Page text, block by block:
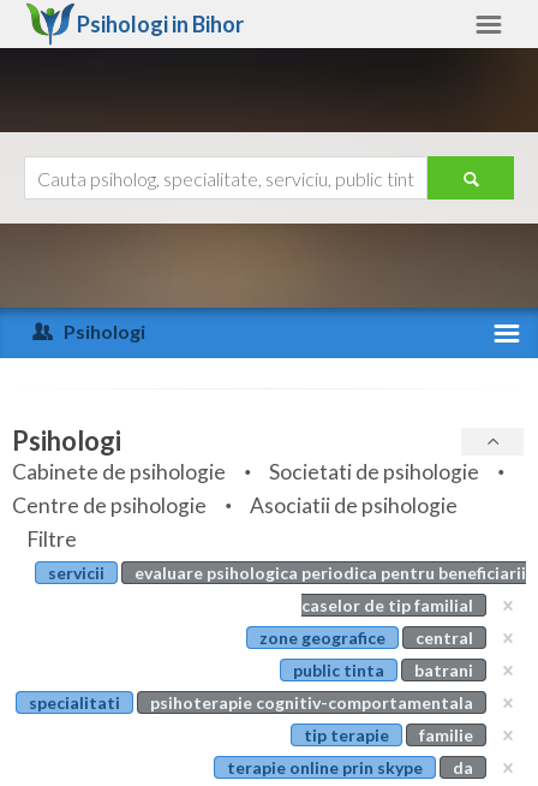
Psihologi in Bihor
Arad
Arges
Bihor
Bistrita-Nasaud
Botosani
Bucuresti
Ajutor
Psihologi
Specialitati
Servicii
Articole
Evenimente
Psihologi
Cabinete de psihologie
Societati de psihologie
Centre de psihologie
Asociatii de psihologie
Filtre
servicii
evaluare psihologica periodica pentru beneficiarii
caselor de tip familial
zone geografice
central
public tinta
batrani
specialitati
psihoterapie cognitiv-comportamentala
tip terapie
familie
terapie online prin skype
da